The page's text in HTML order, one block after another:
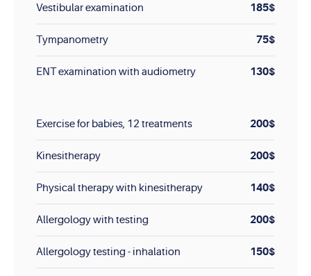
Vestibular examination 185$
Tympanometry 75$
ENT examination with audiometry 130$
Exercise for babies, 12 treatments 200$
Kinesitherapy 200$
Physical therapy with kinesitherapy 140$
Allergology with testing 200$
Allergology testing - inhalation 150$